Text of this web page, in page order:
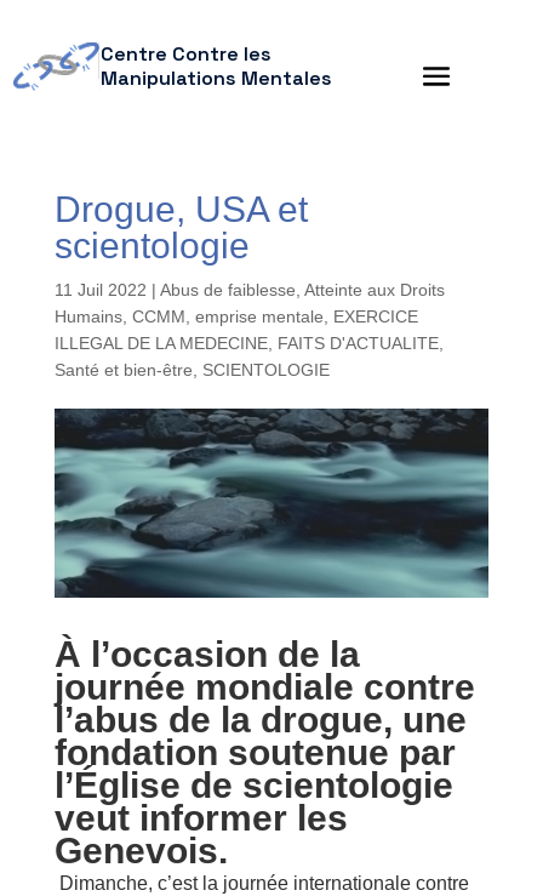
Centre Contre les
Manipulations Mentales
Drogue, USA et
scientologie
11 Juil 2022 | Abus de faiblesse Atteinte aux Droits
Humains, CCMM emprise mentale
EXERCICE
ILLEGAL DE LA MEDECINE, FAITS D'ACTUALITE,
Santé et bien-être
SCIENTOLOGIE
À l’occasion de la
journée mondiale contre
l’abus de la drogue, une
fondation soutenue par
l’Église de scientologie
veut informer les
Genevois.
Dimanche, c’est la journée internationale contre